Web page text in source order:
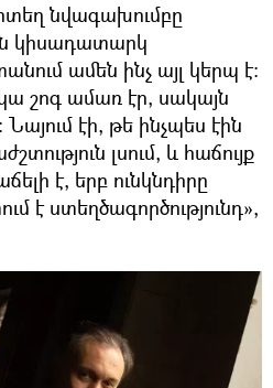
նվագախումբը
կիսադատարկ
ամեն ինչ այլ կերպ է։
շոգ ամառ էր, սակայն
Նայում էի, թե ինչպես էին
լսում, և հաճույք
է, երբ ունկնդիրը
է ստեղծագործությունդ»,